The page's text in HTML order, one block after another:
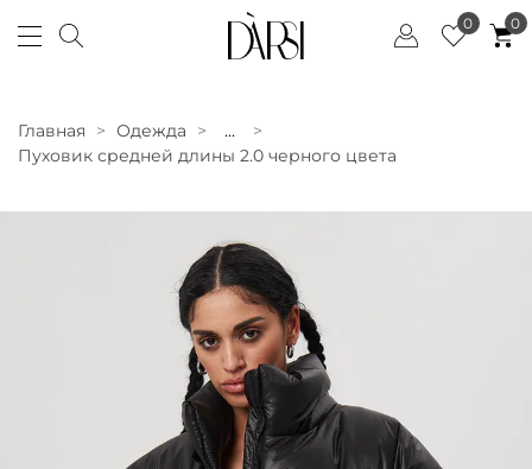
0 0
Главная Одежда
...
Пуховик средней длины 2.0 черного цвета